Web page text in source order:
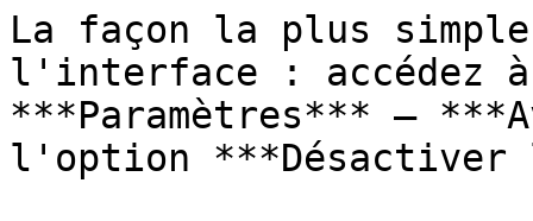
La façon la plus
l'interface : accédez
***Paramètres*** –
l'option